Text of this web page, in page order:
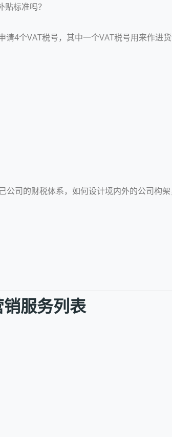
标准吗？
请4个VAT税号，其中一个VAT税号用来作进
公司的财税体系，如何设计境内外的公司构架
服务列表